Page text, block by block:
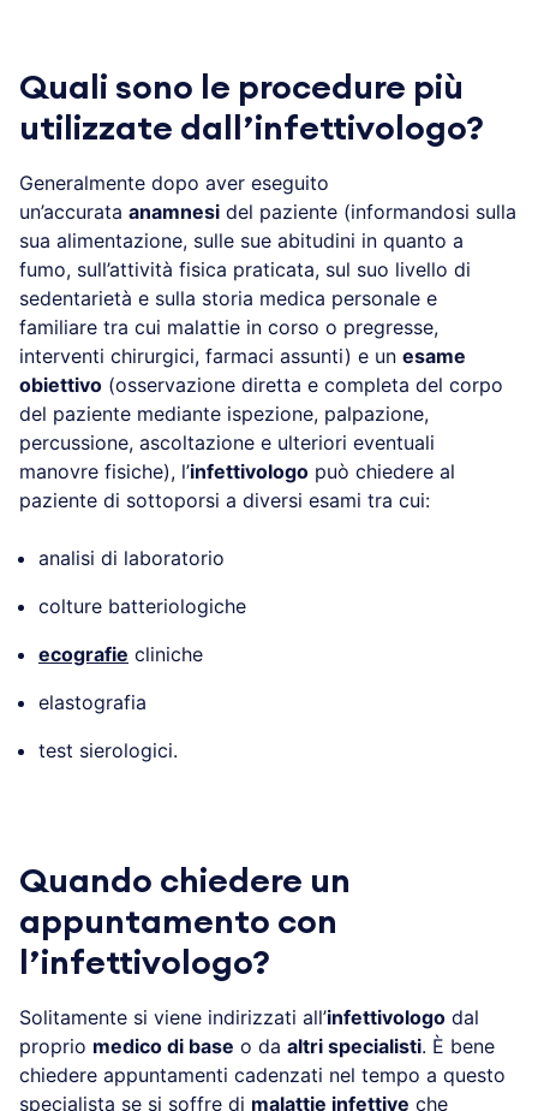
Quali sono le procedure più
utilizzate dall’infettivologo?
Generalmente dopo aver eseguito
un’accurata anamnesi del paziente (informandosi sulla
sua alimentazione, sulle sue abitudini in quanto a
fumo, sull’attività fisica praticata, sul suo livello di
sedentarietà e sulla storia medica personale e
familiare tra cui malattie in corso o pregresse,
interventi chirurgici, farmaci assunti) e un esame
obiettivo (osservazione diretta e completa del corpo
del paziente mediante ispezione, palpazione,
percussione, ascoltazione e ulteriori eventuali
manovre fisiche), l’infettivologo può chiedere al
paziente di sottoporsi a diversi esami tra cui:
analisi di laboratorio
colture batteriologiche
ecografie cliniche
elastografia
test sierologici.
Quando chiedere un
appuntamento con
l’infettivologo?
Solitamente si viene indirizzati all’infettivologo dal
proprio medico di base o da altri specialisti. È bene
chiedere appuntamenti cadenzati nel tempo a questo
specialista se si soffre di malattie infettive che